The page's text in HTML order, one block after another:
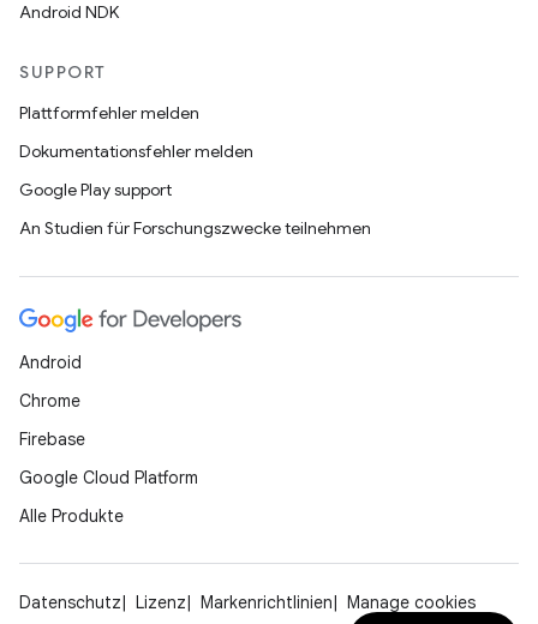
Android NDK
SUPPORT
Plattformfehler melden
Dokumentationsfehler melden
Google Play support
An Studien für Forschungszwecke teilnehmen
Android
Chrome
Firebase
Google Cloud Platform
Alle Produkte
Datenschutz Lizenz Markenrichtlinien Manage cookies